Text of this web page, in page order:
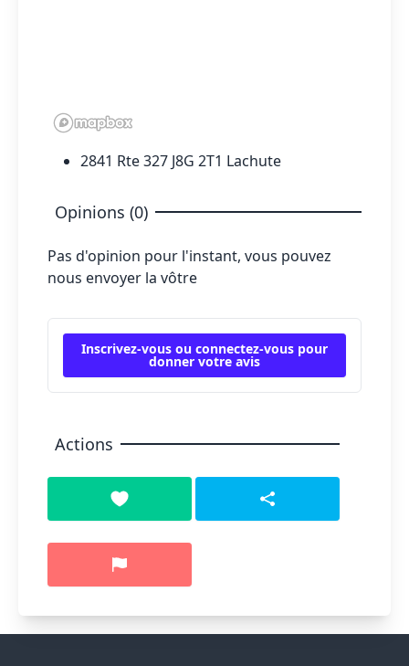
2841 Rte 327 J8G 2T1 Lachute
Opinions (0)
Pas d'opinion pour l'instant, vous pouvez
nous envoyer la vôtre
Inscrivez-vous ou connectez-vous pour
donner votre avis
Actions